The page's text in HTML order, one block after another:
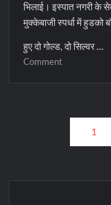
भिलाई। इस्पात नगरी के
मुक्केबाजी स्पर्धा में हुडको
हुए दो गोल्ड, दो सिल्वर …
Commenton
को
pagination
1